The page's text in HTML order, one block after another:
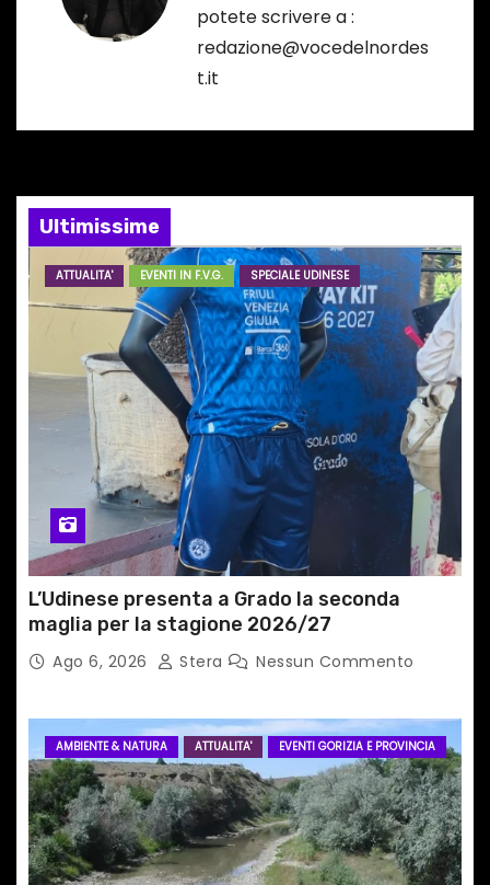
n
a
r
t
i
potete scrivere a :
redazione@vocedelnordes
t.it
Ultimissime
ATTUALITA' EVENTI IN F.V.G. SPECIALE UDINESE
L’Udinese presenta a Grado la seconda
maglia per la stagione 2026/27
Ago 6, 2026 Stera Nessun Commento
AMBIENTE & NATURA ATTUALITA' EVENTI GORIZIA E PROVINCIA